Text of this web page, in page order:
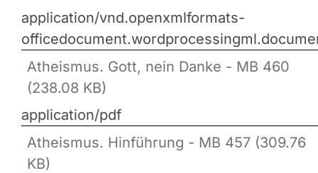
application/vnd.openxmlformats-
Atheismus. Gott, nein Danke - MB 460
(238.08 KB)
application/pdf
Atheismus. Hinführung - MB 457 (309.76
KB)